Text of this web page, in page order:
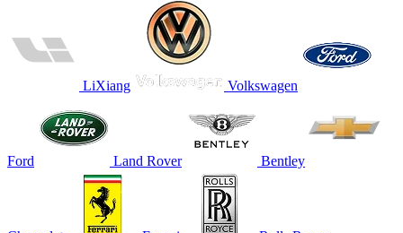
LiXiang Volkswagen
Ford Land Rover Bentley